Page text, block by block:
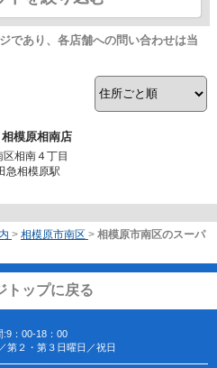
であり、各店舗への問い合わせは当
模原相南店
相南４丁目
急相模原駅
> 相模原市南区 > 相模原市南区のスーパ
トップに戻る
:9：00-18：00
第２・第３日曜日／祝日